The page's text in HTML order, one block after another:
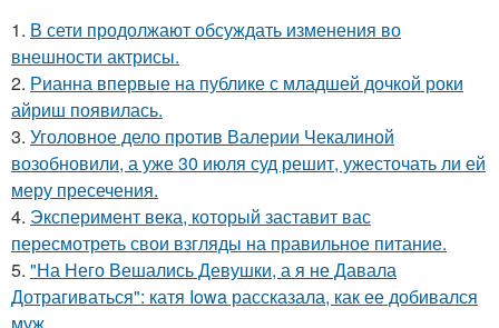
1. В сети продолжают обсуждать изменения во
внешности актрисы.
2. Рианна впервые на публике с младшей дочкой роки
айриш появилась.
3. Уголовное дело против Валерии Чекалиной
возобновили, а уже 30 июля суд решит, ужесточать ли ей
меру пресечения.
4. Эксперимент века, который заставит вас
пересмотреть свои взгляды на правильное питание.
5. "На Него Вешались Девушки, а я не Давала
Дотрагиваться": катя Iowa рассказала, как ее добивался